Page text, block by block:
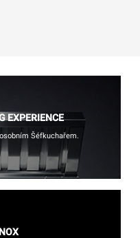
EXPERIENCE
Šéfkuchařem.